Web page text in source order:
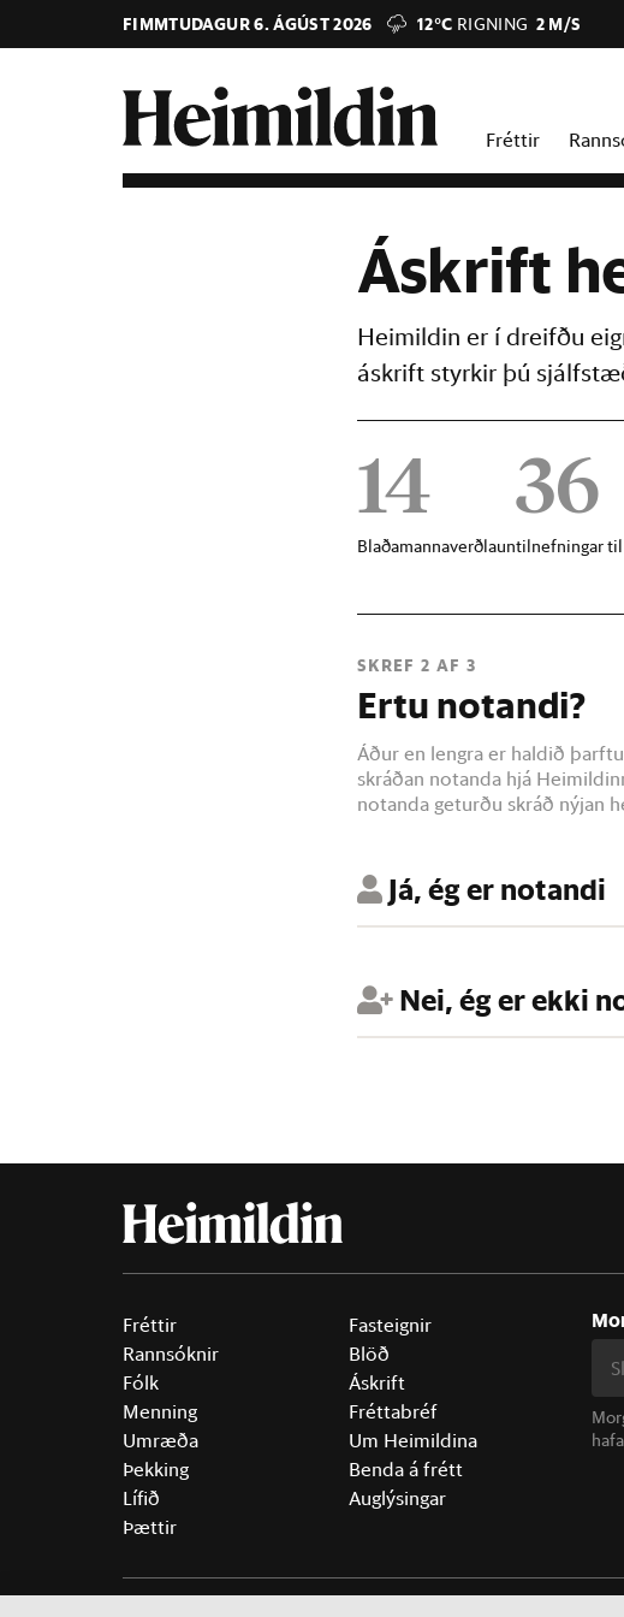
FIMMTUDAGUR 6. ÁGÚST 2026 12°C RIGNING 2 M/S
Fréttir
Áskrift
Heimildin er í dreifðu
áskrift styrkir þú
14
Blaðamannaverðlaun
36
tilnefningar til
SKREF 2 AF 3
Ertu notandi?
Áður en lengra er haldið
skráðan notanda hjá
notanda geturðu skráð nýjan
Já, ég er notandi
Nei, ég er ekki
Fréttir
Rannsóknir
Fólk
Menning
Umræða
Þekking
Lífið
Þættir
Fasteignir
Blöð
Áskrift
Fréttabréf
Um Heimildina
Benda á frétt
Auglýsingar